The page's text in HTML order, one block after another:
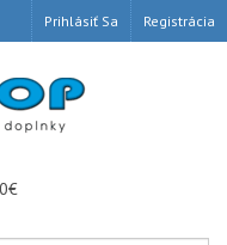
Prihlásiť Sa Registrácia